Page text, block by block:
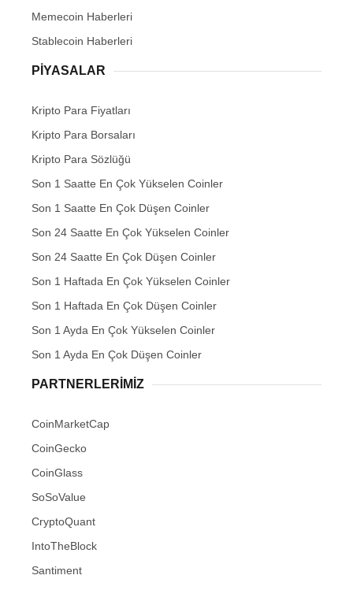
Memecoin Haberleri
Stablecoin Haberleri
PIYASALAR
Kripto Para Fiyatları
Kripto Para Borsaları
Kripto Para Sözlüğü
Son 1 Saatte En Çok Yükselen Coinler
Son 1 Saatte En Çok Düşen Coinler
Son 24 Saatte En Çok Yükselen Coinler
Son 24 Saatte En Çok Düşen Coinler
Son 1 Haftada En Çok Yükselen Coinler
Son 1 Haftada En Çok Düşen Coinler
Son 1 Ayda En Çok Yükselen Coinler
Son 1 Ayda En Çok Düşen Coinler
PARTNERLERIMIZ
CoinMarketCap
CoinGecko
CoinGlass
SoSoValue
CryptoQuant
IntoTheBlock
Santiment